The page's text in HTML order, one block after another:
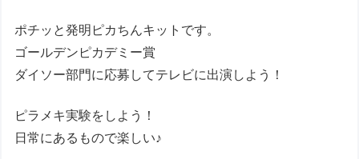
ポチッと発明ピカちんキットです。
ゴールデンピカデミー賞
ダイソー部門に応募してテレビに出演しよう！
ピラメキ実験をしよう！
日常にあるもので楽しい♪